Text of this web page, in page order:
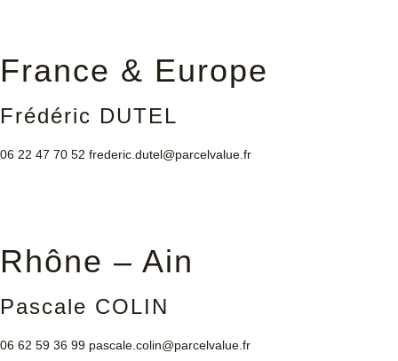
France & Europe
Frédéric DUTEL
06 22 47 70 52 frederic.dutel@parcelvalue.fr
Rhône – Ain
Pascale COLIN
06 62 59 36 99 pascale.colin@parcelvalue.fr